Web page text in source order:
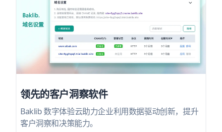
领先的客户洞察软件
Baklib 数字体验云助力企业利用数据驱动创新，提升
客户洞察和决策能力。